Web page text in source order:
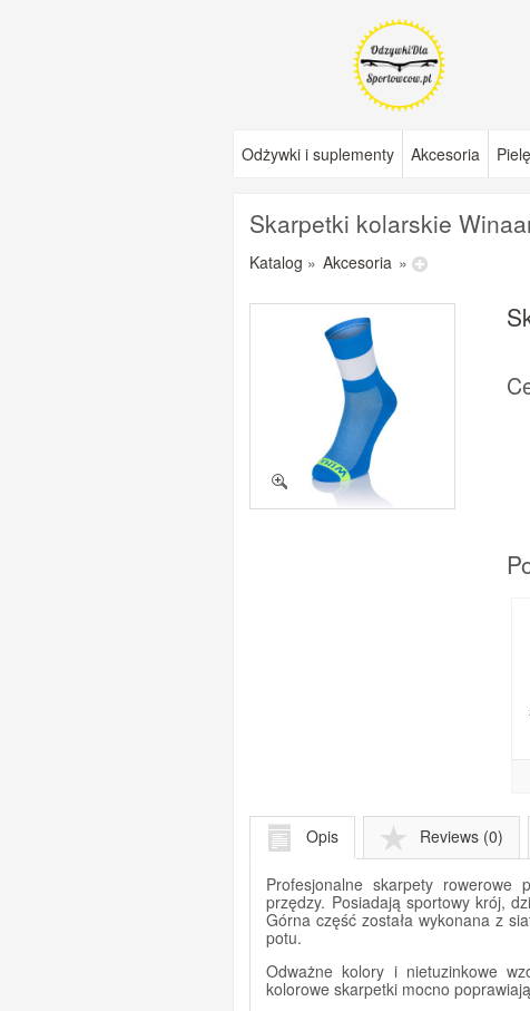
Odżywki i suplementy Akcesoria
Skarpetki kolarskie
Katalog » Akcesoria »
Opis Reviews (0)
Profesjonalne skarpety rowerowe
przędzy. Posiadają sportowy krój,
Górna część została wykonana z
potu.
Odważne kolory i nietuzinkowe
kolorowe skarpetki mocno